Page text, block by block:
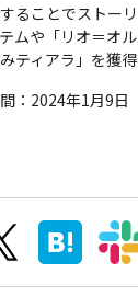
ることでストー
ムや「リオ＝オ
ティアラ」を獲得
：2024年1月9日